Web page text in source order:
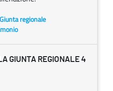
regionale
GIUNTA REGIONALE 4